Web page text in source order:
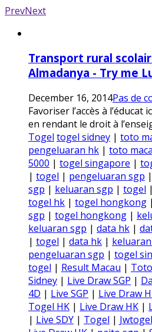
PrevNext
Transport rural
Almadanya - Try me
December 16, 2014Pas de
Favoriser l’accès à
en rendant le droit à
Togel togel sidney | toto
pengeluaran hk | toto
5000 | togel singapore |
| togel | pengeluaran sgp |
sgp | keluaran sgp | togel |
togel hk | togel hongkong |
sgp | togel hongkong |
keluaran sgp | data hk |
| togel | data hk |
pengeluaran sgp | togel
togel | Result Macau |
Sidney | Live Draw SGP |
4D | Live SGP | Live Draw
Togel HK | Live Draw HK |
| Live SDY | Togel | Jwtogel